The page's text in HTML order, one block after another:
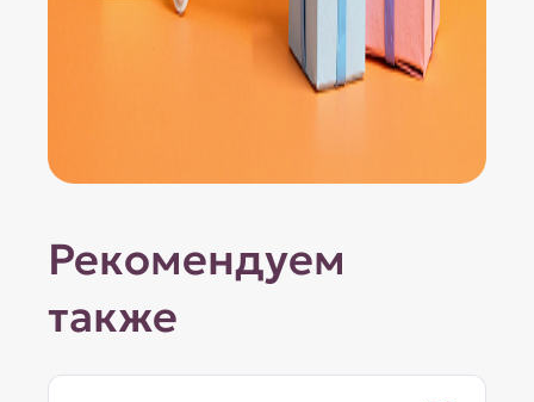
Рекомендуем
также